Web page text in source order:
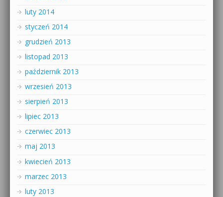
luty 2014
styczeń 2014
grudzień 2013
listopad 2013
październik 2013
wrzesień 2013
sierpień 2013
lipiec 2013
czerwiec 2013
maj 2013
kwiecień 2013
marzec 2013
luty 2013